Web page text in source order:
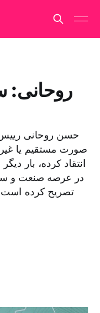
حسن روحانی رییس
صورت مستقیم یا
انتقاد کرده، بار
در عرصه صنعت و
تصریح کرده است